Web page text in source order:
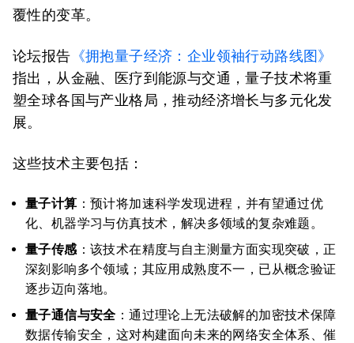
覆性的变革。
论坛报告 《拥抱量子经济：企业领袖行动路线图》
指出，从金融、医疗到能源与交通，量子技术将重
塑全球各国与产业格局，推动经济增长与多元化发
展。
这些技术主要包括：
量子计算 ：预计将加速科学发现进程，并有望通过优
化、机器学习与仿真技术，解决多领域的复杂难题。
量子传感：该技术在精度与自主测量方面实现突破，正
深刻影响多个领域；其应用成熟度不一，已从概念验证
逐步迈向落地。
量子通信与安全 ：通过理论上无法破解的加密技术保障
数据传输安全，这对构建面向未来的网络安全体系、催